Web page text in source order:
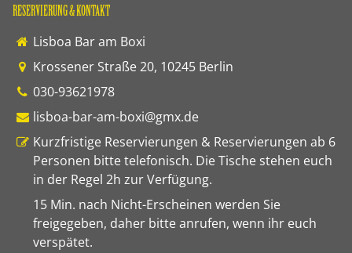
RESERVIERUNG & KONTAKT
Lisboa Bar am Boxi
Krossener Straße 20, 10245 Berlin
030-93621978
lisboa-bar-am-boxi@gmx.de
Kurzfristige Reservierungen & Reservierungen ab 6
Personen bitte telefonisch. Die Tische stehen euch
in der Regel 2h zur Verfügung.
15 Min. nach Nicht-Erscheinen werden Sie
freigegeben, daher bitte anrufen, wenn ihr euch
verspätet.